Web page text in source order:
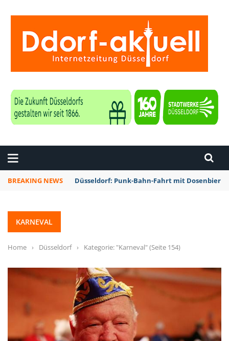
BREAKING NEWS Düsseldorf: Punk-Bahn-Fahrt mit Dosenbier
KARNEVAL
Home › Düsseldorf › Kategorie: "Karneval"(Seite 154)